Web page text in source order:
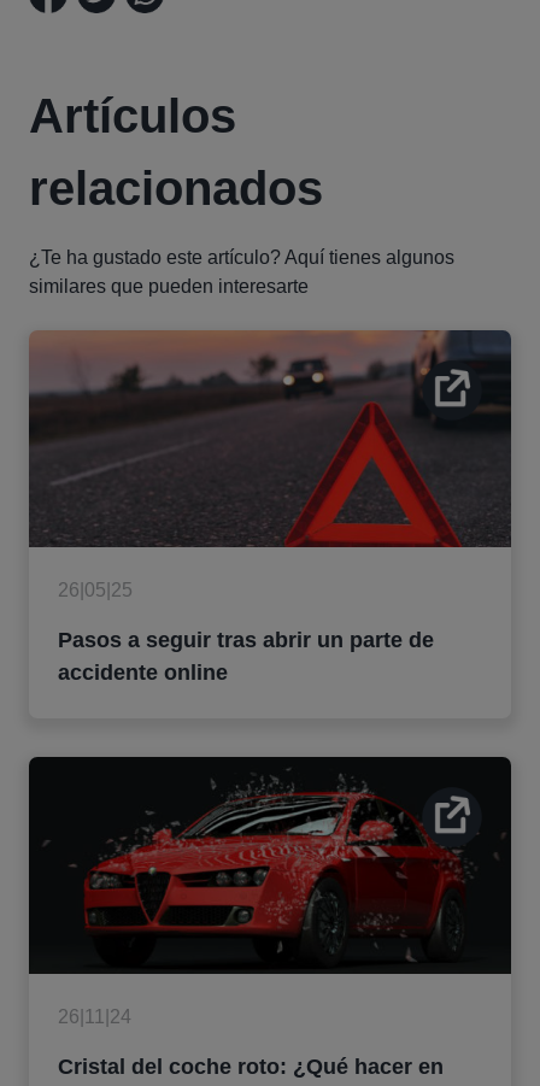
Artículos
relacionados
¿Te ha gustado este artículo? Aquí tienes algunos
similares que pueden interesarte
26|05|25
Pasos a seguir tras abrir un parte de
accidente online
26|11|24
Cristal del coche roto: ¿Qué hacer en